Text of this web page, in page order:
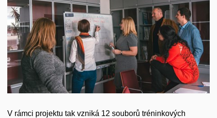
V rámci projektu tak vzniká 12 souborů tréninkových